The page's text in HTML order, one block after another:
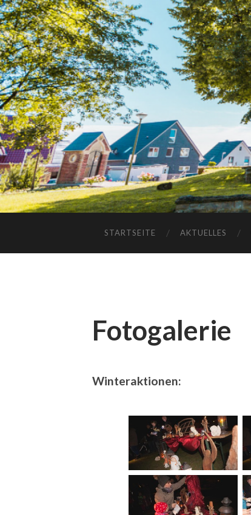
STARTSEITE AKTUELLES
Fotogalerie
Winteraktionen: